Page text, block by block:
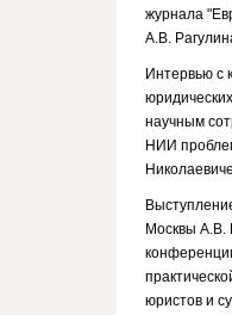
журнала
А.В.
Интервью с
научным
НИИ
Москвы А.В.
юристов и